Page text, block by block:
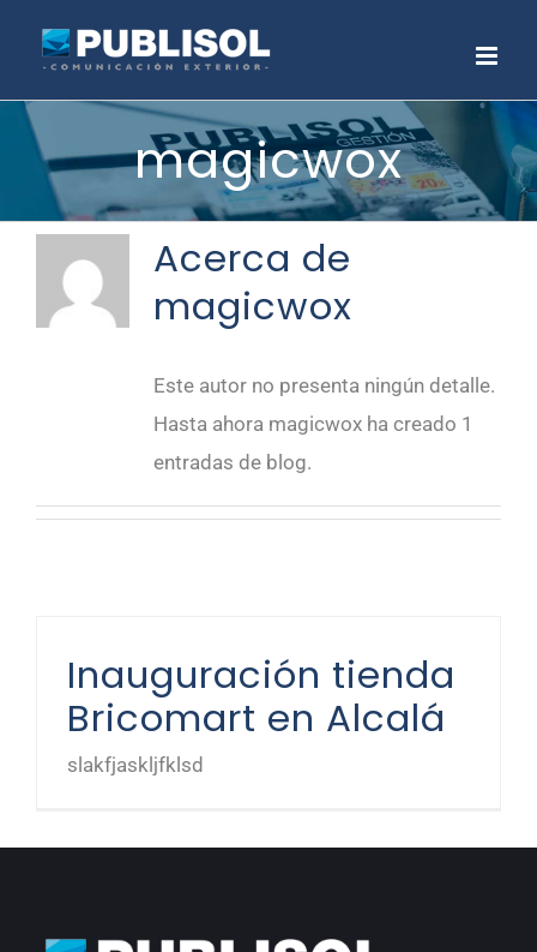
contenido
magicwox
Acerca de
magicwox
Este autor no presenta ningún detalle.
Hasta ahora magicwox ha creado 1
entradas de blog.
Inauguración tienda
Bricomart en Alcalá
slakfjaskljfklsd